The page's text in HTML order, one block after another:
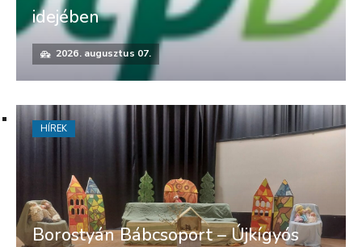
idejében
2026. augusztus 07.
Borostyán Bábcsoport – Újkígyós
HÍREK